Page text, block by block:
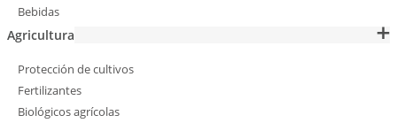
Bebidas
Agricultura
Protección de cultivos
Fertilizantes
Biológicos agrícolas